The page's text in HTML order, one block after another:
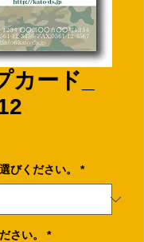
カード_
びください。 *
さい。 *